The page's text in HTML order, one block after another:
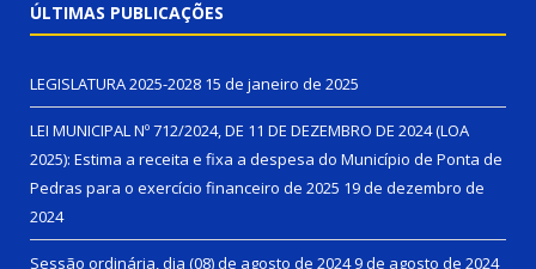
ÚLTIMAS PUBLICAÇÕES
LEGISLATURA 2025-2028 15 de janeiro de 2025
LEI MUNICIPAL Nº 712/2024, DE 11 DE DEZEMBRO DE 2024 (LOA
2025): Estima a receita e fixa a despesa do Município de Ponta de
Pedras para o exercício financeiro de 2025 19 de dezembro de
2024
Sessão ordinária, dia (08) de agosto de 20249 de agosto de 2024